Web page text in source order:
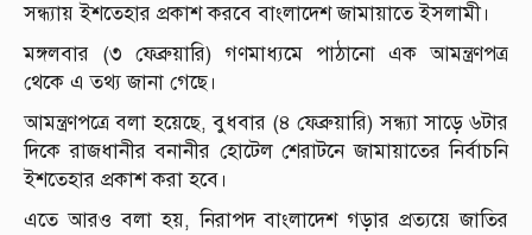
সন্ধ্যায় ইশতেহার প্রকাশ করবে বাংলাদেশ জামায়াতে ইসলামী।
মঙ্গলবার (৩ ফেব্রুয়ারি) গণমাধ্যমে পাঠানো এক আমন্ত্রণপত্র
থেকে এ তথ্য জানা গেছে।
আমন্ত্রণপত্রে বলা হয়েছে, বুধবার (৪ ফেব্রুয়ারি) সন্ধ্যা সাড়ে ৬টার
দিকে রাজধানীর বনানীর হোটেল শেরাটনে জামায়াতের নির্বাচনি
ইশতেহার প্রকাশ করা হবে।
এতে আরও বলা হয়, নিরাপদ বাংলাদেশ গড়ার প্রত্যয়ে জাতির